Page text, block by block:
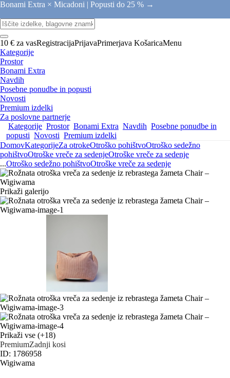
Bonami Extra × Micadoni | Popusti do 25 % →
10 € za vasRegistracijaPrijavaPrimerjava KošaricaMenu
Kategorije
Prostor
Bonami Extra
Navdih
Posebne ponudbe in popusti
Novosti
Premium izdelki
Za poslovne partnerje
Kategorije Prostor Bonami Extra Navdih Posebne ponudbe in
popusti Novosti Premium izdelki
DomovKategorijeZa otrokeOtroško pohištvoOtroško sedežno
pohištvoOtroške vreče za sedenjeOtroške vreče za sedenje
...Otroško sedežno pohištvoOtroške vreče za sedenje
Prikaži galerijo
Prikaži vse (+18)
PremiumZadnji kosi
ID: 1786958
Wigiwama